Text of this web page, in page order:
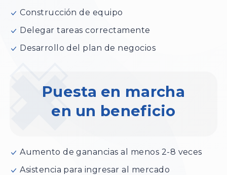
Construcción de equipo
Delegar tareas correctamente
Desarrollo del plan de negocios
Puesta en marcha
en un beneficio
Aumento de ganancias al menos 2-8 veces
Asistencia para ingresar al mercado